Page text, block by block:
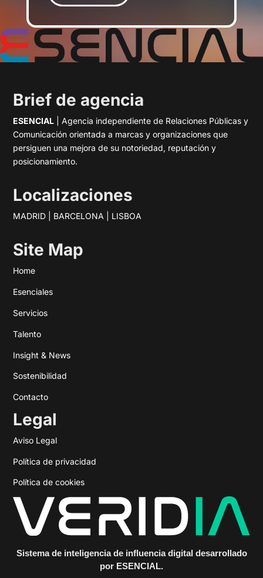
Brief de agencia
ESENCIAL | Agencia independiente de Relaciones Públicas y
Comunicación orientada a marcas y organizaciones que
persiguen una mejora de su notoriedad, reputación y
posicionamiento.
Localizaciones
MADRID | BARCELONA | LISBOA
Site Map
Home
Esenciales
Servicios
Talento
Insight & News
Sostenibilidad
Contacto
Legal
Aviso Legal
Política de privacidad
Política de cookies
Sistema de inteligencia de influencia digital desarrollado
por ESENCIAL.